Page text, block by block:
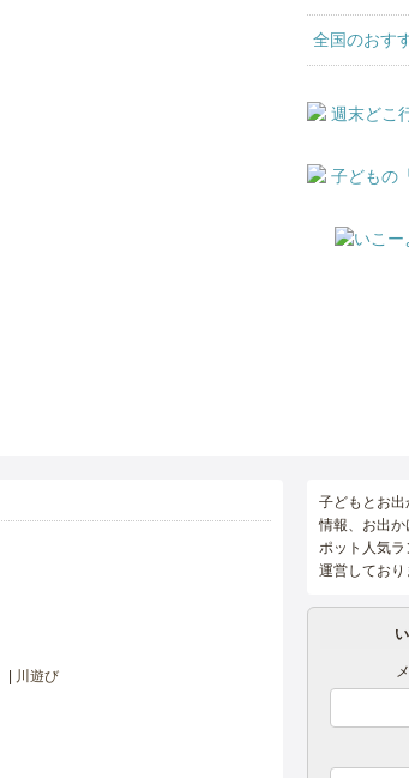
全国のおす
川遊び
子どもとお
情報、お出か
ポット人気
運営しており